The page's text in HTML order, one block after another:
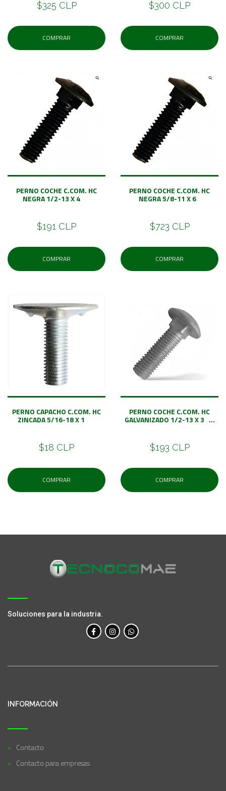
$325 CLP
COMPRAR
$300 CLP
COMPRAR
PERNO COCHE C.COM. HC
NEGRA 1/2-13 X 4
$191 CLP
COMPRAR
PERNO COCHE C.COM. HC
NEGRA 5/8-11 X 6
$723 CLP
COMPRAR
PERNO CAPACHO C.COM. HC
ZINCADA 5/16-18 X 1
$18 CLP
COMPRAR
PERNO COCHE C.COM. HC
GALVANIZADO 1/2-13 X 3 ...
$193 CLP
COMPRAR
Soluciones para la industria.
INFORMACIÓN
Contacto
Contacto para empresas